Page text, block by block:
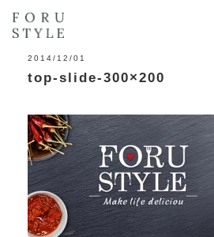
2014/12/01
top-slide-300×200